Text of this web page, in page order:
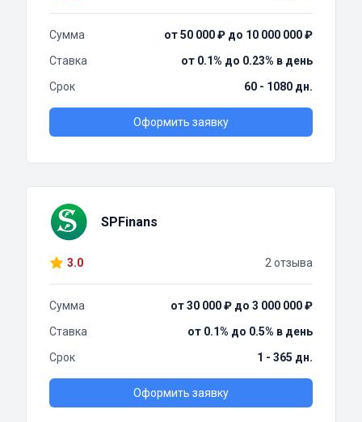
Сумма
от 50 000 ₽ до 10 000 000 ₽
Ставка
от 0.1% до 0.23% в день
Срок
60 - 1080 дн.
Оформить заявку
SPFinans
3.0 2 отзыва
Сумма
от 30 000 ₽ до 3 000 000 ₽
Ставка
от 0.1% до 0.5% в день
Срок
1 - 365 дн.
Оформить заявку